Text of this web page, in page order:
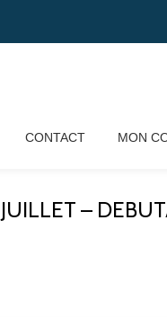
CONTACT MON
–